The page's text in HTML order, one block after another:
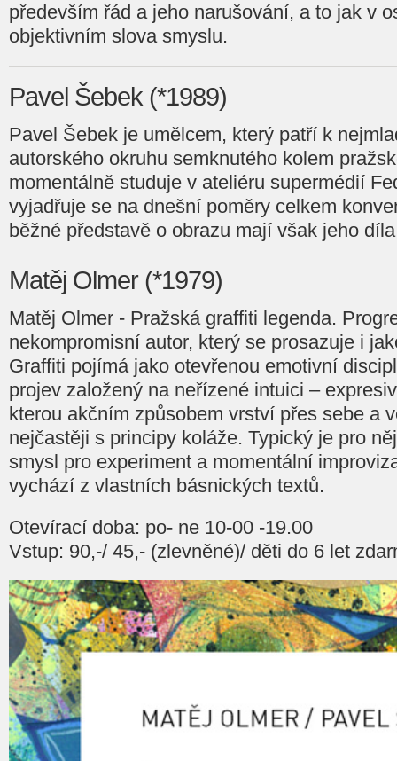
především řád a jeho narušování, a to jak v
objektivním slova smyslu.
Pavel Šebek (*1989)
Pavel Šebek je umělcem, který patří k
autorského okruhu semknutého kolem
momentálně studuje v ateliéru supermédií
vyjadřuje se na dnešní poměry celkem
běžné představě o obrazu mají však jeho
Matěj Olmer (*1979)
Matěj Olmer - Pražská graffiti legenda.
nekompromisní autor, který se prosazuje i
Graffiti pojímá jako otevřenou emotivní
projev založený na neřízené intuici –
kterou akčním způsobem vrství přes sebe a
nejčastěji s principy koláže. Typický je pro
smysl pro experiment a momentální
vychází z vlastních básnických textů.
Otevírací doba: po- ne 10-00 -19.00
Vstup: 90,-/ 45,- (zlevněné)/ děti do 6 let